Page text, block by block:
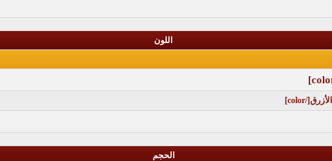
اللون
الحجم